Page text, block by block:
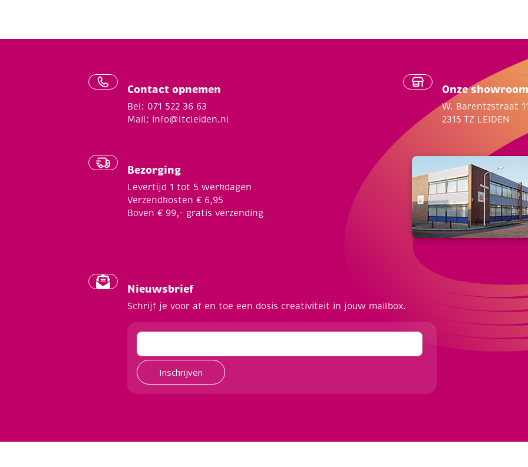
Contact opnemen
Bel: 071 522 36 63
Mail: info@ltcleiden.nl
Bezorging
Levertijd 1 tot 5 werkdagen
Verzendkosten € 6,95
Boven € 99,- gratis verzending
Onze showroom
W. Barentzstraat
2315 TZ LEIDEN
Nieuwsbrief
Schrijf je voor af en toe een dosis creativiteit in jouw mailbox.
Inschrijven